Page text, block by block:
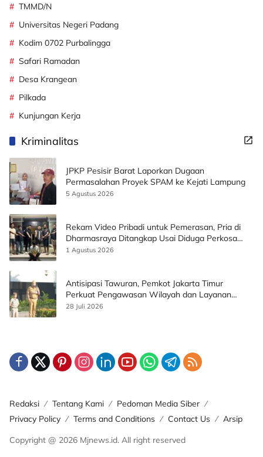
TMMD/N
Universitas Negeri Padang
Kodim 0702 Purbalingga
Safari Ramadan
Desa Krangean
Pilkada
Kunjungan Kerja
Kriminalitas
JPKP Pesisir Barat Laporkan Dugaan
Permasalahan Proyek SPAM ke Kejati Lampung
5 Agustus 2026
Rekam Video Pribadi untuk Pemerasan, Pria di
Dharmasraya Ditangkap Usai Diduga Perkosa
Korban
1 Agustus 2026
Antisipasi Tawuran, Pemkot Jakarta Timur
Perkuat Pengawasan Wilayah dan Layanan
Publik
28 Juli 2026
Redaksi Tentang Kami
Pedoman Media Siber
Privacy Policy
Terms and Conditions Contact Us
Arsip
Copyright @ 2026 Mjnews.id. All right reserved